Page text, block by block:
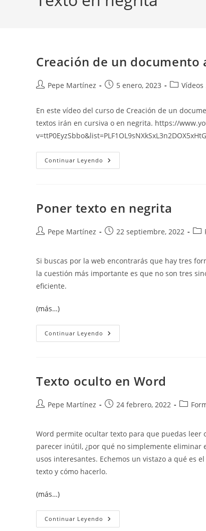
Creación de un documento
Autor
la
entrada:
Pepe Martínez
Publicación
entrada:
5 enero, 2023
Categoría
entrada:
Vídeos
En este vídeo del curso de Creación de un
textos irán en cursiva o en negrita. https://
Continuar Leyendo Creación
De
Carácter.
Poner texto en negrita
Autor
entrada:
Pepe Martínez
Publicación
entrada:
22 septiembre, 2022
Si buscas por la web encontrarás que hay tres
la cuestión más importante es que no son tres
eficiente.
(más…)
Continuar Leyendo Poner
Texto
Texto oculto en Word
Autor
entrada:
Pepe Martínez
Publicación
entrada:
24 febrero, 2022
Word permite ocultar texto para que puedas
parecer inútil, ¿por qué no simplemente eliminar
usos interesantes. Echemos un vistazo a qué es
texto y cómo hacerlo.
(más…)
Continuar Leyendo Texto
Oculto